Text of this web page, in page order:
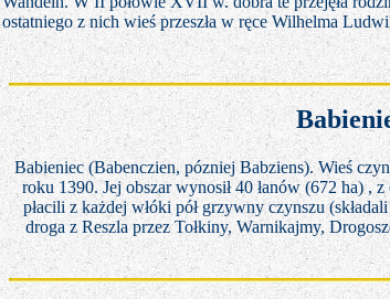
ostatniego z nich wieś przeszła w ręce Wilhelma
Babieniec (Babenczien, pózniej Babziens). Wieś
roku 1390. Jej obszar wynosił 40 łanów (672 ha) , z
płacili z każdej włóki pół grzywny czynszu
droga z Reszla przez Tołkiny, Warnikajmy,